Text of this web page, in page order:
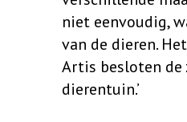
niet eenvoudig,
van de dieren.
Artis besloten de
dierentuin.’